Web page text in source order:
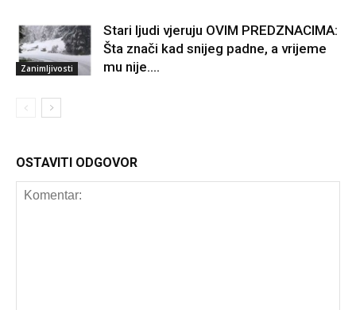
Zanimljivosti
Stari ljudi vjeruju OVIM PREDZNACIMA:
Šta znači kad snijeg padne, a vrijeme
mu nije….
OSTAVITI ODGOVOR